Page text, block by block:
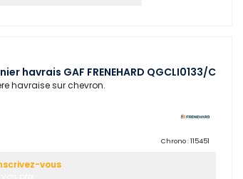
GAF FRENEHARD QGCLI0133/C
havraise sur chevron.
Chrono :115451
vous